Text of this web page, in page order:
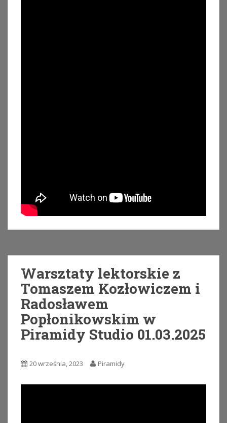
Warsztaty lektorskie z
Tomaszem Kozłowiczem i
Radosławem
Popłonikowskim w
Piramidy Studio 01.03.2025
20 września, 2023 Piramidy